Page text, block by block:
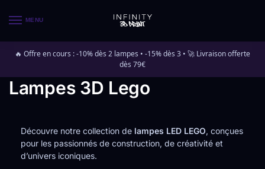
MENU
🔥 Offre en cours : -10% dès 2 lampes • -15% dès 3 • 🚀 Livraison offerte
dès 79€
Lampes 3D Lego
Découvre notre collection de lampes LED LEGO, conçues
pour les passionnés de construction, de créativité et
d’univers iconiques.